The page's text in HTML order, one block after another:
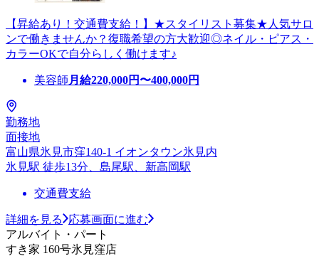
【昇給あり！交通費支給！】★スタイリスト募集★人気サロ
ンで働きませんか？復職希望の方大歓迎◎ネイル・ピアス・
カラーOKで自分らしく働けます♪
美容師 月給220,000円〜400,000円
勤務地
面接地
富山県氷見市窪140-1 イオンタウン氷見内
氷見駅 徒歩13分、島尾駅、新高岡駅
交通費支給
詳細を見る
応募画面に進む
アルバイト・パート
すき家 160号氷見窪店